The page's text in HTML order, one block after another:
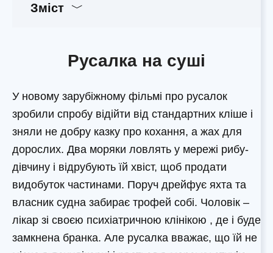
Зміст
Русалка на суші
У новому зарубіжному фільмі про русалок
зробили спробу відійти від стандартних кліше і
зняли не добру казку про кохання, а жах для
дорослих. Два моряки ловлять у мережі рибу-
дівчину і відрубують їй хвіст, щоб продати
видобуток частинами. Поруч дрейфує яхта та
власник судна забирає трофей собі. Чоловік –
лікар зі своєю психіатричною клінікою , де і буде
замкнена бранка. Але русалка вважає, що їй не